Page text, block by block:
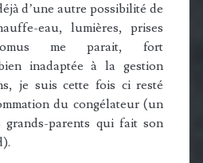
d’une autre possibilité de
eau, lumières, prises
me parait, fort
inadaptée à la gestion
je suis cette fois ci resté
du congélateur (un
parents qui fait son